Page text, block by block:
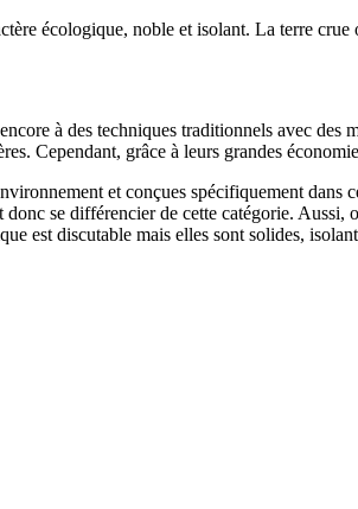
écologique, noble et isolant. La terre
à des techniques traditionnels avec des
Cependant, grâce à leurs grandes
et conçues spécifiquement
se différencier de cette catégorie.
est discutable mais elles sont solides,